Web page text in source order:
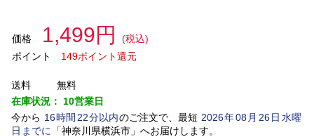
価格 1,499円
(税込)
ポイント
149ポイント還元
送料
無料
在庫状況： 10営業日
今から 16時間 22分以内のご注文で、最短 2026年08 月 26日水曜
日 までに 「神奈川県横浜市」 へお届けします。